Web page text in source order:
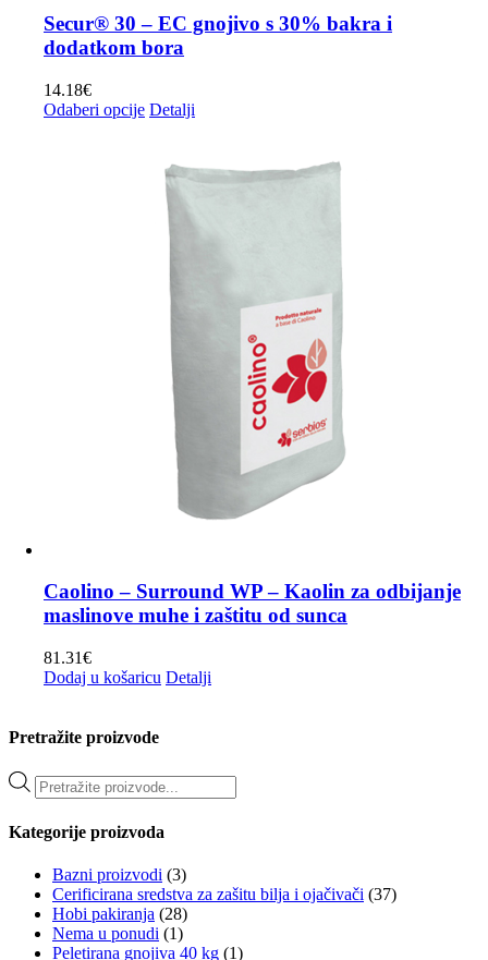
Secur® 30 – EC gnojivo s 30% bakra i
dodatkom bora
14.18€
Odaberi opcije Ovaj
više
varijanti.
Opcije
Detalji
Caolino – Surround WP – Kaolin za odbijanje
maslinove muhe i zaštitu od sunca
81.31€
Dodaj u košaricu Detalji
Pretražite proizvode
Products
search
Kategorije proizvoda
Bazni proizvodi (3)
Cerificirana sredstva za zašitu bilja i ojačivači (37)
Hobi pakiranja (28)
Nema u ponudi (1)
Peletirana gnojiva 40 kg (1)